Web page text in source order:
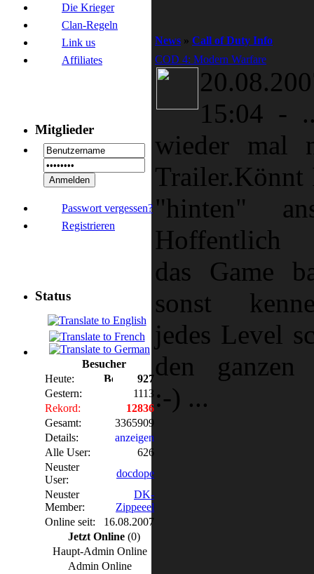
Die Krieger
Clan-Regeln
Link us
Affiliates
Mitglieder
Passwort vergessen?
Registrieren
Status
Besucher
Heute:
927
Gestern:
1113
Rekord:
12836
Gesamt:
3365909
Details:
anzeigen
Alle User:
626
Neuster
User:
docdope
Neuster
Member:
DK-
Zippeeel
Online seit:
16.08.2007
Jetzt Online (0)
Haupt-Admin Online
Admin Online
News » Call of Duty Info
COD 4: Modern Warfare
15:04 -
wieder mal
Trailer.Könnt
"hinten"
Hoffentlich
das Game
sonst
jedes Level
den ganzen
:-) ...